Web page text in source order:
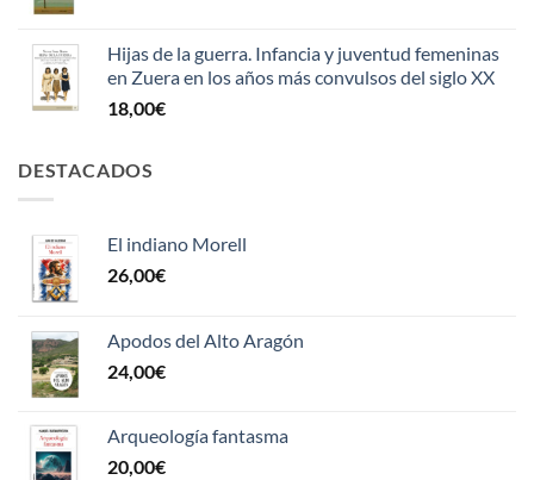
Hijas de la guerra. Infancia y juventud femeninas
en Zuera en los años más convulsos del siglo XX
18,00€
DESTACADOS
El indiano Morell
26,00€
Apodos del Alto Aragón
24,00€
Arqueología fantasma
20,00€